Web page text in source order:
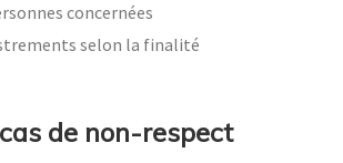
concernées
selon la finalité
de non-respect